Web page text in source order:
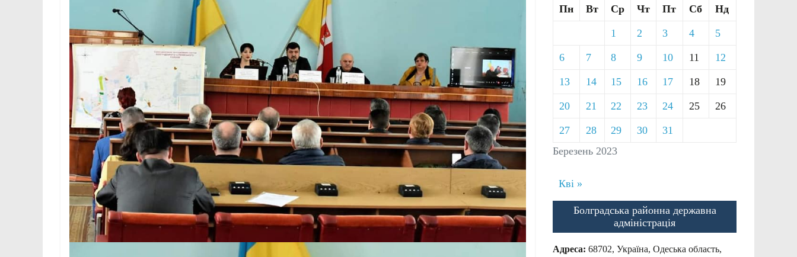
Березень 2023
Пн Вт Ср Чт Пт Сб Нд
1 2 3 4 5
6 7 8 9 10 11 12
13 14 15 16 17 18 19
20 21 22 23 24 25 26
27 28 29 30 31
Кві »
Болградська районна державна
адміністрація
Адреса: 68702, Україна, Одеська область,